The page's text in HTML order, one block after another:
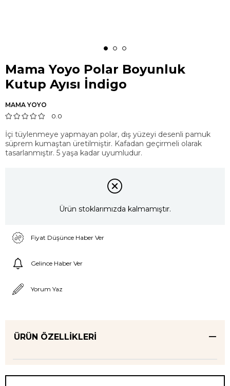
Mama Yoyo Polar Boyunluk
Kutup Ayısı İndigo
MAMA YOYO
0.0
İçi tüylenmeye yapmayan polar, dış yüzeyi desenli pamuk
süprem kumaştan üretilmiştir. Kafadan geçirmeli olarak
tasarlanmıştır. 5 yaşa kadar uyumludur.
Ürün stoklarımızda kalmamıştır.
Fiyat Düşünce Haber Ver
Gelince Haber Ver
Yorum Yaz
ÜRÜN ÖZELLIKLERI